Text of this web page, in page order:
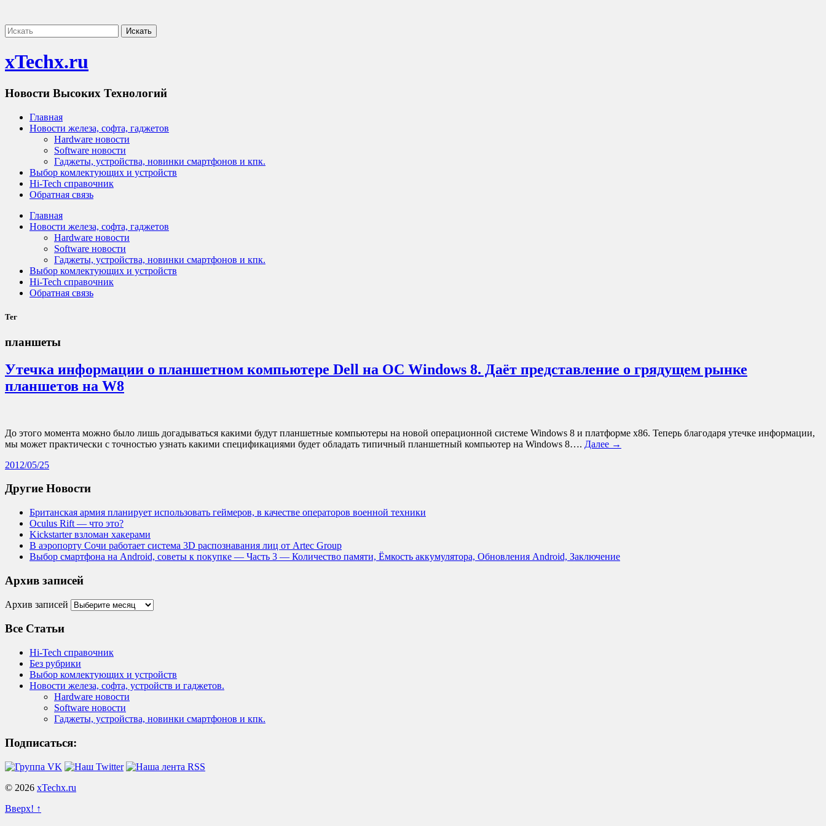
xTechx.ru
Новости Высоких Технологий
Главная
Новости железа, софта, гаджетов
Hardware новости
Software новости
Гаджеты, устройства, новинки смартфонов и кпк.
Выбор комлектующих и устройств
Hi-Tech справочник
Обратная связь
Главная
Новости железа, софта, гаджетов
Hardware новости
Software новости
Гаджеты, устройства, новинки смартфонов и кпк.
Выбор комлектующих и устройств
Hi-Tech справочник
Обратная связь
Тег
планшеты
Утечка информации о планшетном компьютере Dell на ОС Windows 8. Даёт представление о грядущем рынке
планшетов на W8
До этого момента можно было лишь догадываться какими будут планшетные компьютеры на новой операционной системе Windows 8 и платформе x86. Теперь благодаря утечке информации,
мы может практически с точностью узнать какими спецификациями будет обладать типичный планшетный компьютер на Windows 8…. Далее →
2012/05/25
Другие Новости
Британская армия планирует использовать геймеров, в качестве операторов военной техники
Oculus Rift — что это?
Kickstarter взломан хакерами
В аэропорту Сочи работает система 3D распознавания лиц от Artec Group
Выбор смартфона на Android, советы к покупке — Часть 3 — Количество памяти, Ёмкость аккумулятора, Обновления Android, Заключение
Архив записей
Архив записей
Все Статьи
Hi-Tech справочник
Без рубрики
Выбор комлектующих и устройств
Новости железа, софта, устройств и гаджетов.
Hardware новости
Software новости
Гаджеты, устройства, новинки смартфонов и кпк.
Подписаться:
© 2026 xTechx.ru
Вверх! ↑